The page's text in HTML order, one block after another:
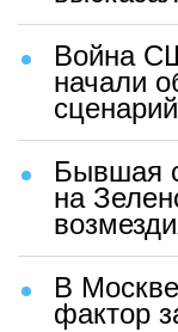
Война
начали
сценарий
Бывшая
на
В
фактор